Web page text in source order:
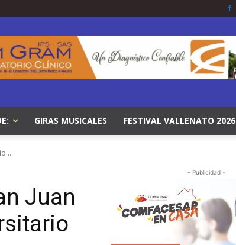
GIRAS MUSICALES FESTIVAL VALLENATO 2026
Juan
- Publicidad -